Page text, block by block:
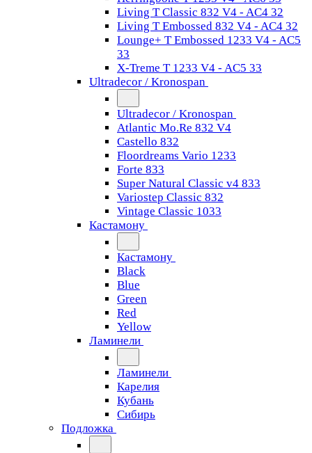
Living T Classic 832 V4 - AC4 32
Living T Embossed 832 V4 - AC4 32
Lounge+ T Embossed 1233 V4 - AC5
33
X-Treme T 1233 V4 - AC5 33
Ultradecor / Kronospan
Ultradecor / Kronospan
Atlantic Mo.Re 832 V4
Castello 832
Floordreams Vario 1233
Forte 833
Super Natural Classic v4 833
Variostep Classic 832
Vintage Classic 1033
Кастамону
Кастамону
Black
Blue
Green
Red
Yellow
Ламинели
Ламинели
Карелия
Кубань
Сибирь
Подложка